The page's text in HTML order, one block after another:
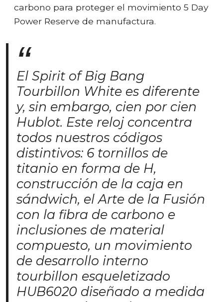
carbono para proteger el movimiento 5 Day
Power Reserve de manufactura.
El Spirit of Big Bang
Tourbillon White es diferente
y, sin embargo, cien por cien
Hublot. Este reloj concentra
todos nuestros códigos
distintivos: 6 tornillos de
titanio en forma de H,
construcción de la caja en
sándwich, el Arte de la Fusión
con la fibra de carbono e
inclusiones de material
compuesto, un movimiento
de desarrollo interno
tourbillon esqueletizado
HUB6020 diseñado a medida